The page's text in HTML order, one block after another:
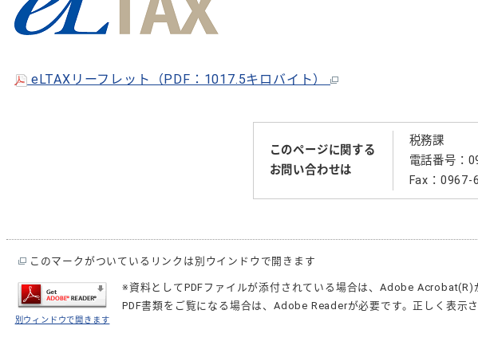
eLTAXリーフレット（PDF：1017.5キロバイト）
このページに関する
お問い合わせは
税務課
電話番号：
Fax：0967-
このマークがついているリンクは別ウインドウで開きます
別ウィンドウで開きます
※資料としてPDFファイルが添付されている場合は、Adobe Acrobat(R)
PDF書類をご覧になる場合は、Adobe Readerが必要です。正しく表示